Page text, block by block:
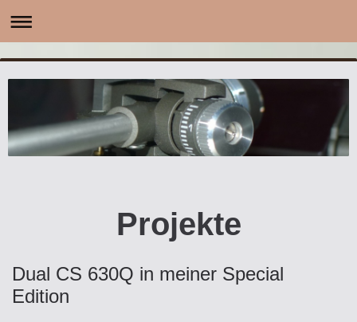
Projekte
Dual CS 630Q in meiner Special
Edition